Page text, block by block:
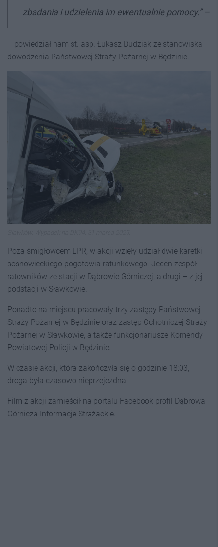
zbadania i udzielenia im ewentualnie pomocy.” –
– powiedział nam st. asp. Łukasz Dudziak ze stanowiska
dowodzenia Państwowej Straży Pożarnej w Będzinie.
Poza śmigłowcem LPR, w akcji wzięły udział dwie karetki
sosnowieckiego pogotowia ratunkowego. Jeden zespół
ratowników ze stacji w Dąbrowie Górniczej, a drugi – z jej
podstacji w Sławkowie.
Ponadto na miejscu pracowały trzy zastępy Państwowej
Straży Pożarnej w Będzinie oraz zastęp Ochotniczej Straży
Pożarnej w Sławkowie, a także funkcjonariusze Komendy
Powiatowej Policji w Będzinie.
W czasie akcji, która zakończyła się o godzinie 18:03,
droga była czasowo nieprzejezdna.
Film z akcji zamieścił na portalu Facebook profil Dąbrowa
Górnicza Informacje Strażackie.